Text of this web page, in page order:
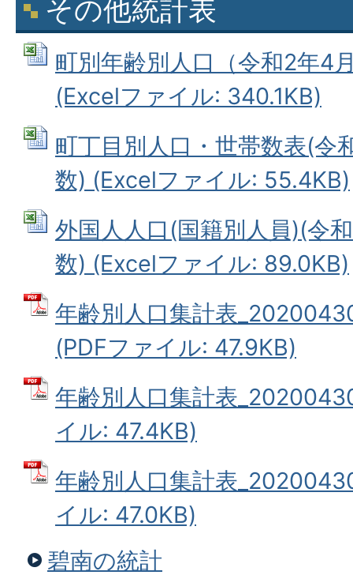
その他統計表
町別年齢別人口（令和2年4
(Excelファイル: 340.1KB)
町丁目別人口・世帯数表(令
数) (Excelファイル: 55.4KB)
外国人人口(国籍別人員)(令
数) (Excelファイル: 89.0KB)
年齢別人口集計表
(PDFファイル: 47.9KB)
年齢別人口集計表
イル: 47.4KB)
年齢別人口集計表
イル: 47.0KB)
碧南の統計